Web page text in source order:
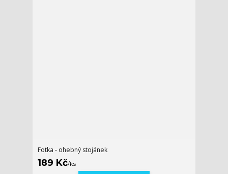
Fotka - ohebný stojánek
189 Kč/ks